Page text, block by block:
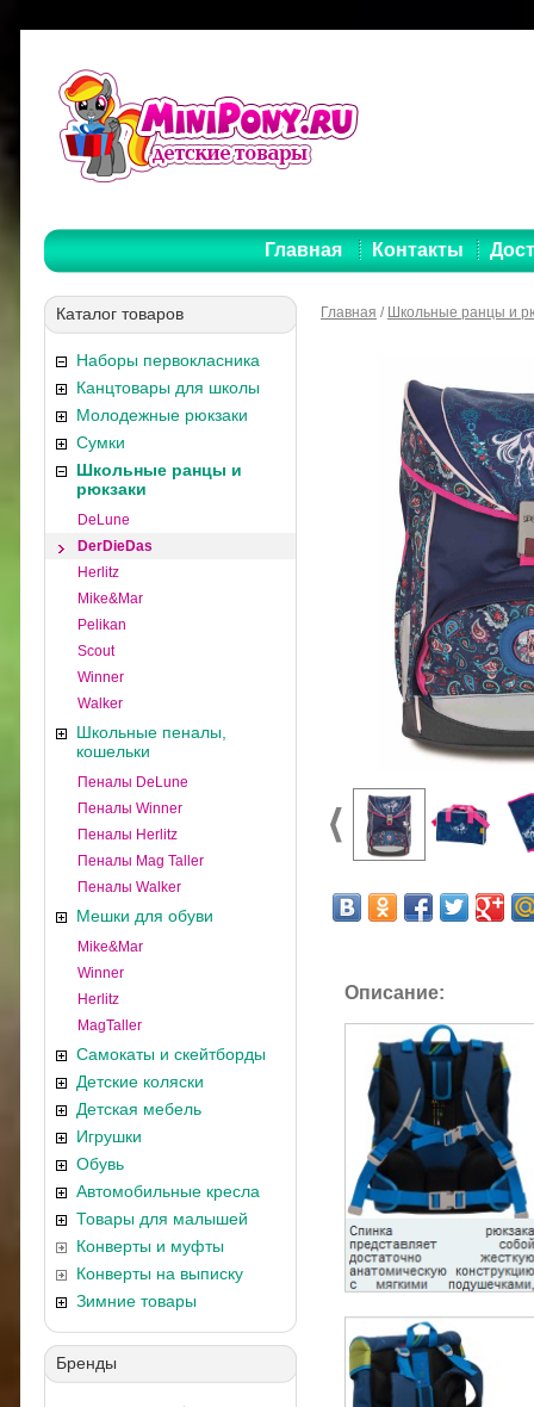
Главная Контакты
Каталог товаров
Наборы первокласника
Канцтовары для школы
Молодежные рюкзаки
Сумки
Школьные ранцы и
рюкзаки
DeLune
DerDieDas
Herlitz
Mike&Mar
Pelikan
Scout
Winner
Walker
Школьные пеналы,
кошельки
Пеналы DeLune
Пеналы Winner
Пеналы Herlitz
Пеналы Mag Taller
Пеналы Walker
Мешки для обуви
Mike&Mar
Winner
Herlitz
MagTaller
Самокаты и скейтборды
Детские коляски
Детская мебель
Игрушки
Обувь
Автомобильные кресла
Товары для малышей
Конверты и муфты
Конверты на выписку
Зимние товары
Бренды
Главная / Школьные ранцы и
Описание: